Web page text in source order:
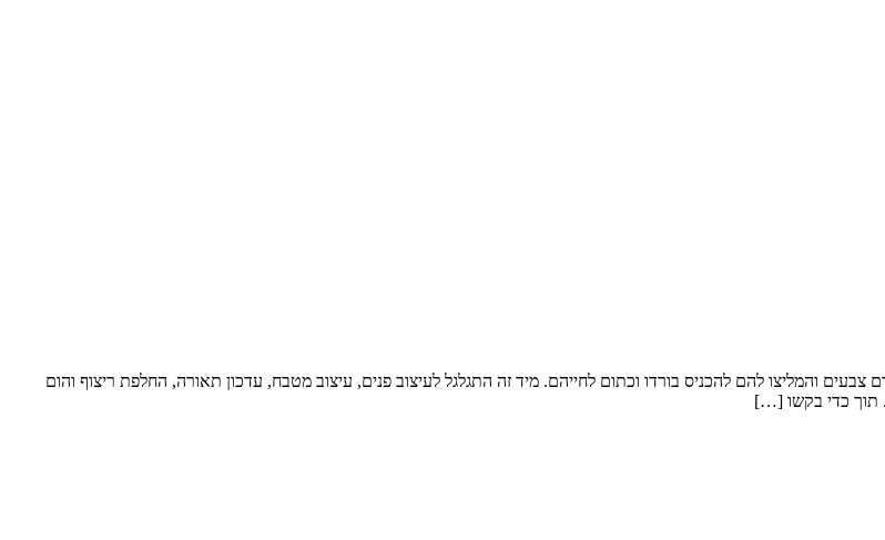
היו באשרם צבעים והמליצו להם להכניס בורדו וכתום לחייהם. מיד זה התגלגל לעיצוב פנים, עיצוב מטבח, עדכון תאורה, החלפת ריצוף והום
תוך כדי בקשו […]